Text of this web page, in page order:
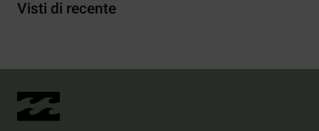
Visti di recente